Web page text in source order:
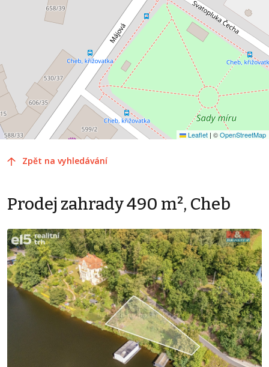
Leaflet | ©OpenStreetMap
Zpět na vyhledávání
Prodej zahrady 490 m², Cheb